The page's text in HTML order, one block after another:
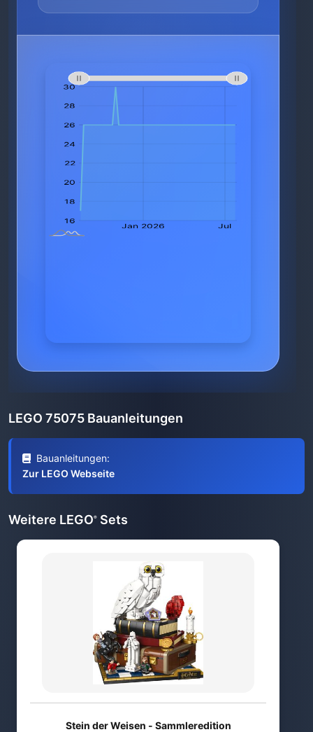
LEGO 75075 Bauanleitungen
Bauanleitungen:
Zur LEGO Webseite
Weitere LEGO® Sets
Stein der Weisen - Sammleredition